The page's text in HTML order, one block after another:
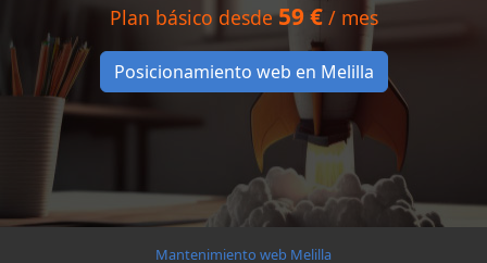
Plan básico desde59 €/ mes
Posicionamiento web en Melilla
Mantenimiento web Melilla